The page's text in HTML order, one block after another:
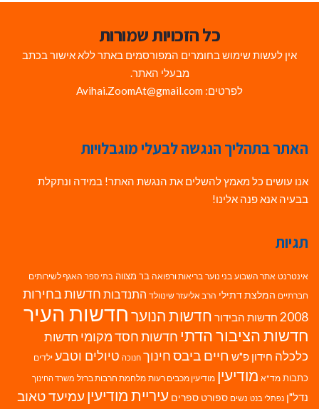
כל הזכויות שמורות
אין לעשות שימוש בחומרים המפורסמים באתר ללא אישור בכתב
מבעלי האתר.
לפרטים: Avihai.ZoomAt@gmail.com
האתר בתהליך הנגשה לבעלי מוגבלויות
אנו עושים כל מאמץ להשלים את הנגשת האתר! במידה ונתקלת
בבעיה אנא פנה אלינו!
תגיות
אינטרנט אתר השבוע בני נוער בריאות ורפואה בר מצווה בתי ספר האגף לשירותים
חברתיים המלצת דתילי הרב אליעזר שינוולד התנדבות חדשות בחירות
2008 חדשות הבידור חדשות הנוערחדשות העיר
חדשות הציבור הדתי חדשות חסד מקומי חדשות
כלכלה חידון פ"ש חיים ביבסחינוך חנוכה טיולים וטבע ילדים
כתבות מד"א מודיעין מודיעין מכבים רעות מלחמת חרבות ברזל משרד החינוך
נדל"ן נפתלי בנט נשים ספורט ספרים עיריית מודיעין עמיעד טאוב